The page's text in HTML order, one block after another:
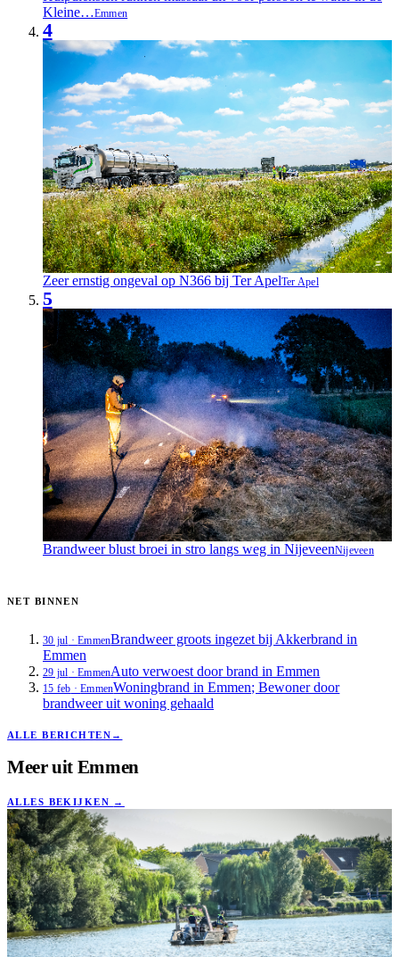
Kleine…Emmen
4
Zeer ernstig ongeval op N366 bij Ter ApelTer Apel
5
Brandweer blust broei in stro langs weg in NijeveenNijeveen
NET BINNEN
30 jul ·EmmenBrandweer groots ingezet bij Akkerbrand in
Emmen
29 jul ·EmmenAuto verwoest door brand in Emmen
15 feb ·EmmenWoningbrand in Emmen; Bewoner door
brandweer uit woning gehaald
ALLE BERICHTEN →
Meer uit Emmen
ALLES BEKIJKEN →